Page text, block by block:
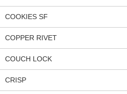
COOKIES SF
COPPER RIVET
COUCH LOCK
CRISP